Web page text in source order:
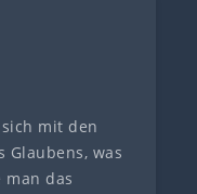
mit den
Glaubens, was
das